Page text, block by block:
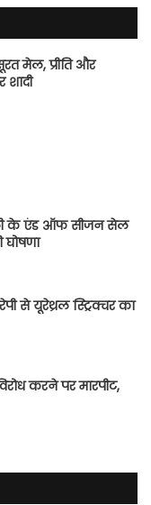
मेल, प्रीति और
शादी
के एंड ऑफ सीजन सेल
से यूरेथ्रल स्ट्रिक्चर का
करने पर मारपीट,